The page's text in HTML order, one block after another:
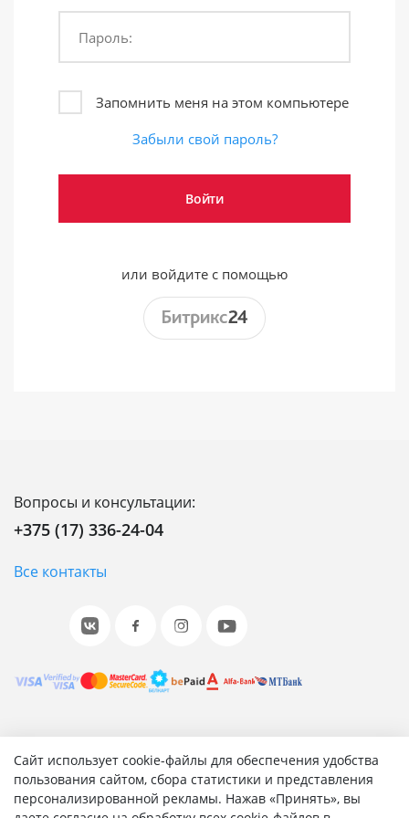
Сайт использует cookie-файлы для обеспечения удобства
пользования сайтом, сбора статистики и представления
персонализированной рекламы. Нажав «Принять», вы
Пароль:
Запомнить меня на этом компьютере
Забыли свой пароль?
или войдите с помощью
Вопросы и консультации:
+375 (17) 336-24-04
Все контакты
© 2001-2026 «Битрикс», «1С-Битрикс». Работает на 1С-
Битрикс: Управление сайтом.
Согласие на обработку персональных данных